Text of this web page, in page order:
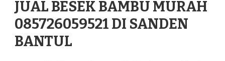
JUAL BESEK BAMBU MURAH
085726059521 DI SANDEN
BANTUL